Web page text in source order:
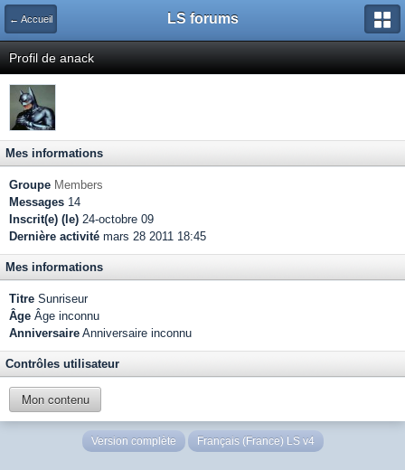
← Accueil LS forums
Profil de anack
Mes informations
Groupe Members
Messages 14
Inscrit(e) (le) 24-octobre 09
Dernière activité mars 28 2011 18:45
Mes informations
Titre Sunriseur
Âge Âge inconnu
Anniversaire Anniversaire inconnu
Contrôles utilisateur
Mon contenu
Version complète Français (France) LS v4